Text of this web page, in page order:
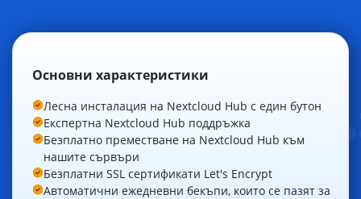
Основни характеристики
Лесна инсталация на Nextcloud Hub с един бутон
Експертна Nextcloud Hub поддръжка
Безплатно преместване на Nextcloud Hub към
нашите сървъри
Безплатни SSL сертификати Let's Encrypt
Автоматични ежедневни бекъпи, които се пазят за